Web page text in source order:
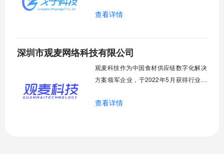
为行业提供覆盖智能餐线、食安管控、供
查看详情
深圳市观麦网络科技有限公司
观麦科技作为中国食材供应链数字化解决
方案领军企业，于2022年5月获得行业唯
元，奠定其赛道龙头地位。公司自2014年
查看详情